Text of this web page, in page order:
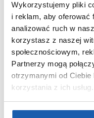
Wykorzystujemy pliki
i reklam, aby oferować
analizować ruch w
korzystasz z naszej
społecznościowym,
Partnerzy mogą
otrzymanymi od
korzystania z ich usług.
Zgoda na ciasteczka
PRODUKTY
Zegarki
Instrumenty muzyczne
Kalkulatory
SIECI
Używamy plików
statystycznych i
ruch w tej witrynie,